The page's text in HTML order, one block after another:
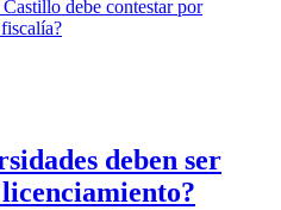
deben ser